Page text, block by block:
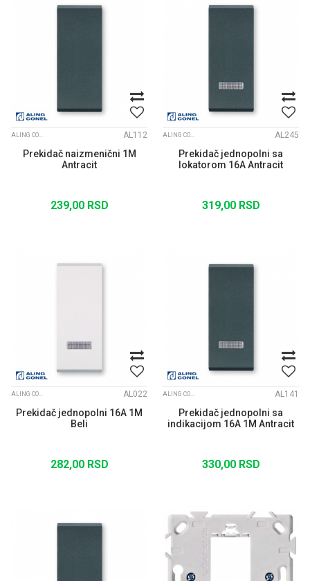
ALING CONEL MODULI MODE ANTRACIT AL112
Prekidač naizmenični 1M
Antracit
239,00 RSD
ALING CONEL MODULI MODE ANTRACIT AL245
Prekidač jednopolni sa
lokatorom 16A Antracit
319,00 RSD
ALING CONEL MODULI MODE BELI AL022
Prekidač jednopolni 16A 1M
Beli
282,00 RSD
ALING CONEL MODULI MODE ANTRACIT AL141
Prekidač jednopolni sa
indikacijom 16A 1M Antracit
330,00 RSD